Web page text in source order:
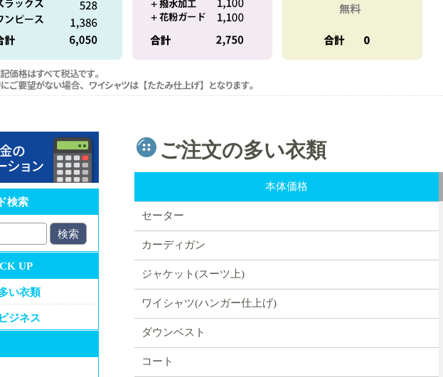
ご注文の多い衣類
本体価格
セーター
カーディガン
ジャケット(スーツ上)
ワイシャツ(ハンガー仕上げ)
ダウンベスト
コート
検索
UP
い衣類
ジネス